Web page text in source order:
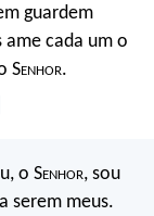
guardem
cada um o
Senhor.
o Senhor, sou
serem meus.